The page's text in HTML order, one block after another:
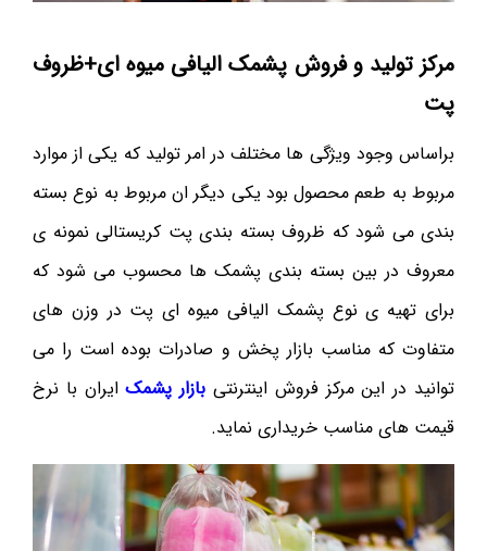
مرکز تولید و فروش پشمک الیافی میوه ای+ظروف
پت
براساس وجود ویژگی ها مختلف در امر تولید که یکی از موارد
مربوط به طعم محصول بود یکی دیگر ان مربوط به نوع بسته
بندی می شود که ظروف بسته بندی پت کریستالی نمونه ی
معروف در بین بسته بندی پشمک ها محسوب می شود که
برای تهیه ی نوع پشمک الیافی میوه ای پت در وزن های
متفاوت که مناسب بازار پخش و صادرات بوده است را می
توانید در این مرکز فروش اینترنتی بازار پشمکایران با نرخ
قیمت های مناسب خریداری نماید.